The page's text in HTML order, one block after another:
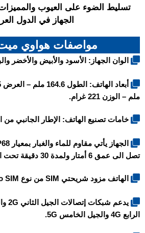
تسليط الضوء على العيوب
الجهاز في الدول
مواصفات هواوي ميت 70
الوان الجهاز: الأسود والأبيض والأخضر
ملم – الوزن 221 غرام.
خامات تصنيع الهاتف: الإطار الجانبي من
تصل الى عمق 6 أمتار ولمدة 30 دقيقة تحت الماء.
الهاتف مزود شريحتي SIM من نوع Nano SIM.
الرابع 4G والجيل الخامس 5G.